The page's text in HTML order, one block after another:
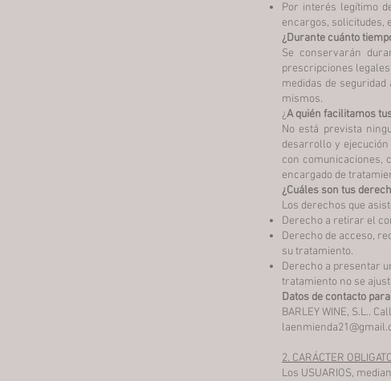
Por interés legítimo
encargos, solicitudes,
¿Durante cuánto
Se conservarán
prescripciones
medidas de
mismos.
¿A quién facilitamos
No está prevista
desarrollo y
con comunicaciones,
encargado de
¿Cuáles son tus
Los derechos que
Derecho a retirar el
Derecho de acceso,
su tratamiento.
Derecho a presentar
tratamiento no se
Datos de contacto
BARLEY WINE, S.L..
2. CARÁCTER
Los USUARIOS,